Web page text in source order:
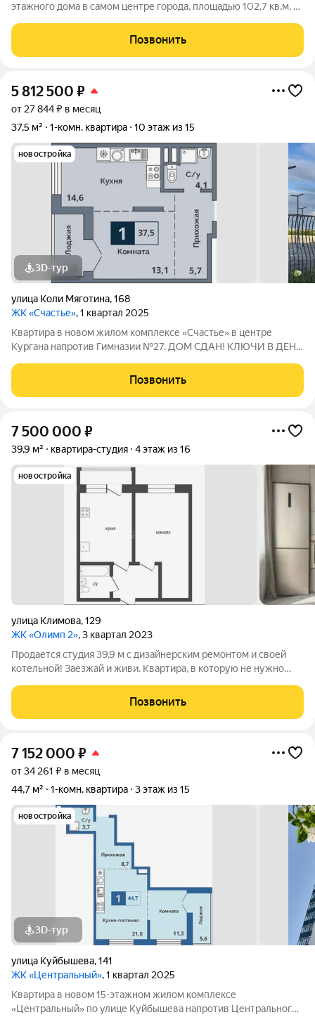
этажного дома в самом центре города, площадью 102,7 кв.м. с
изолированные комнаты и проходная гостиная. Санузел
раздельный, в ванной
Позвонить
5 812 500 ₽
от 27 844 ₽ в месяц
37,5 м²
1-комн. квартира 10 этаж из 15
новостройка
3D-тур
улица Коли Мяготина,168
ЖК «Счастье», 1 квартал 2025
Квартира в новом жилом комплексе «Счастье» в центре
Кургана напротив Гимназии №27. ДОМ СДАН! КЛЮЧИ В ДЕНЬ
ПРОДАЖА НАПРЯМУЮ ОТ ЗАСТРОЙЩИКА СК АТЛАНТ. 12
ЛЕТ НА РЫНКЕ НЕДВИЖИМОСТИ КУРГАНА. Дом
Позвонить
7 500 000 ₽
39,9 м² квартира-студия 4 этаж из 16
новостройка
улица Климова,129
ЖК «Олимп 2», 3 квартал 2023
Продается студия 39,9 м с дизайнерским ремонтом и своей
котельной! Заезжай и живи. Квартира, в которую не нужно
129. Это не просто «студия». Это продуманное пространство
для тех, кто
Позвонить
7 152 000 ₽
от 34 261 ₽ в месяц
44,7 м²
1-комн. квартира 3 этаж из 15
новостройка
3D-тур
улица Куйбышева,141
ЖК «Центральный», 1 квартал 2025
Квартира в новом 15-этажном жилом комплексе
«Центральный» по улице Куйбышева напротив Центрального